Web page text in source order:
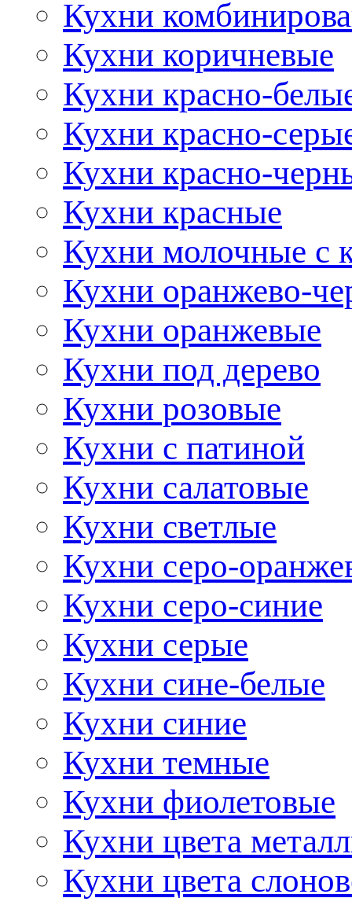
Кухни
Кухни коричневые
Кухни красно-
Кухни красно-
Кухни красно-
Кухни красные
Кухни молочные с
Кухни оранжево-
Кухни оранжевые
Кухни под дерево
Кухни розовые
Кухни с патиной
Кухни салатовые
Кухни светлые
Кухни серо-
Кухни серо-синие
Кухни серые
Кухни сине-белые
Кухни синие
Кухни темные
Кухни фиолетовые
Кухни цвета
Кухни цвета